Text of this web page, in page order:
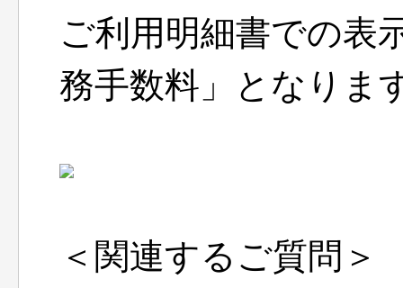
ご利用明細書での表
務手数料」となりま
＜関連するご質問＞